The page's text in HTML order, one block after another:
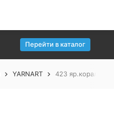
Перейти в каталог
YARNART 423 яр.коралл